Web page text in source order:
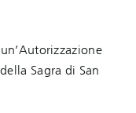
Sagra di San